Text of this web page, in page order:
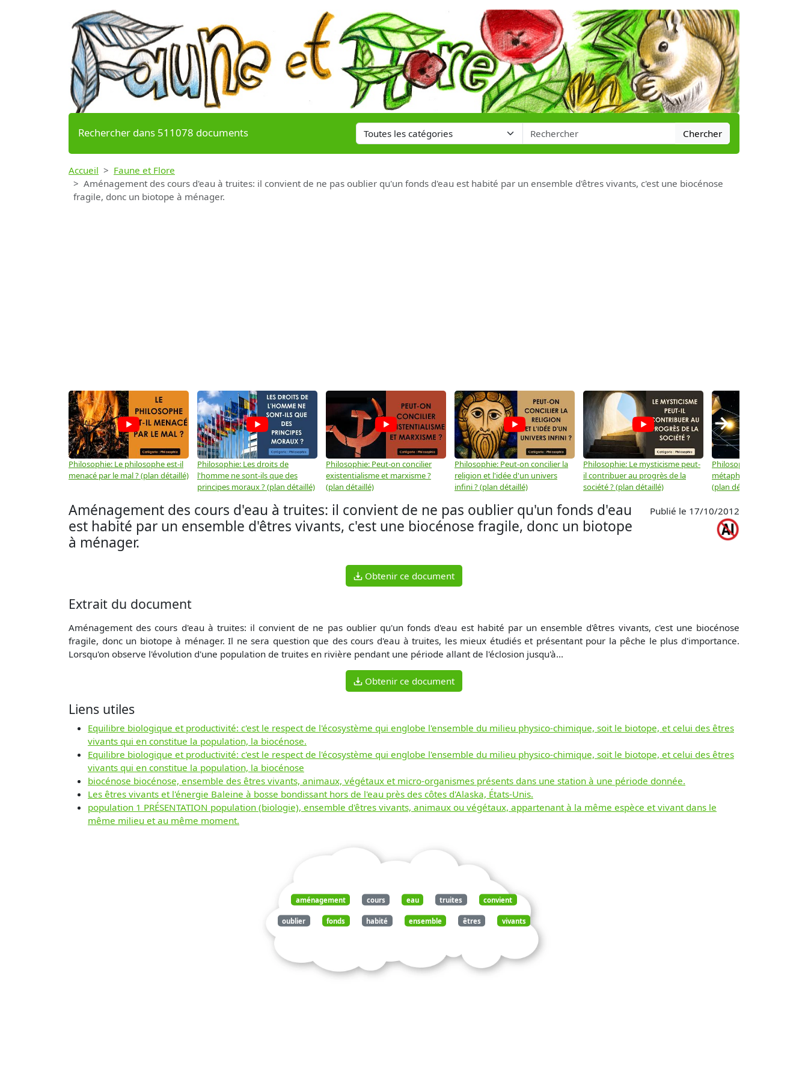
Rechercher dans 511078 documents Chercher
Accueil
Faune et Flore
Aménagement des cours d'eau à truites: il convient de ne pas oublier qu'un fonds d'eau est habité par un ensemble d'êtres vivants, c'est une biocénose
fragile, donc un biotope à ménager.
Philosophie: Le philosophe est-il
menacé par le mal ? (plan détaillé)
Philosophie: Les droits de
l'homme ne sont-ils que des
principes moraux ? (plan détaillé)
Philosophie: Peut-on concilier
existentialisme et marxisme ?
(plan détaillé)
Philosophie: Peut-on concilier la
religion et l'idée d'un univers
infini ? (plan détaillé)
Philosophie: Le mysticisme peut-
il contribuer au progrès de la
société ? (plan détaillé)
Philosophie: Peut-on lier la
métaphysique à la
(plan détaillé)
→
Aménagement des cours d'eau à truites: il convient de ne pas oublier qu'un fonds d'eau
est habité par un ensemble d'êtres vivants, c'est une biocénose fragile, donc un biotope
à ménager.
Publié le 17/10/2012
Obtenir ce document
Extrait du document
Aménagement des cours d'eau à truites: il convient de ne pas oublier qu'un fonds d'eau est habité par un ensemble d'êtres vivants, c'est une biocénose
fragile, donc un biotope à ménager. Il ne sera question que des cours d'eau à truites, les mieux étudiés et présentant pour la pêche le plus d'importance.
Lorsqu'on observe l'évolution d'une population de truites en rivière pendant une période allant de l'éclosion jusqu'à...
Obtenir ce document
Liens utiles
Equilibre biologique et productivité: c'est le respect de l'écosystème qui englobe l'ensemble du milieu physico-chimique, soit le biotope, et celui des êtres
vivants qui en constitue la population, la biocénose.
Equilibre biologique et productivité: c'est le respect de l'écosystème qui englobe l'ensemble du milieu physico-chimique, soit le biotope, et celui des êtres
vivants qui en constitue la population, la biocénose
biocénose biocénose, ensemble des êtres vivants, animaux, végétaux et micro-organismes présents dans une station à une période donnée.
Les êtres vivants et l'énergie Baleine à bosse bondissant hors de l'eau près des côtes d'Alaska, États-Unis.
population 1 PRÉSENTATION population (biologie), ensemble d'êtres vivants, animaux ou végétaux, appartenant à la même espèce et vivant dans le
même milieu et au même moment.
aménagement cours eau truites convient
oublier fonds habité ensemble êtres vivants